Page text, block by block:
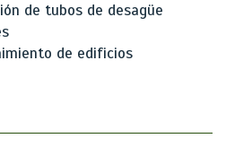
de tubos de desagüe
de edificios